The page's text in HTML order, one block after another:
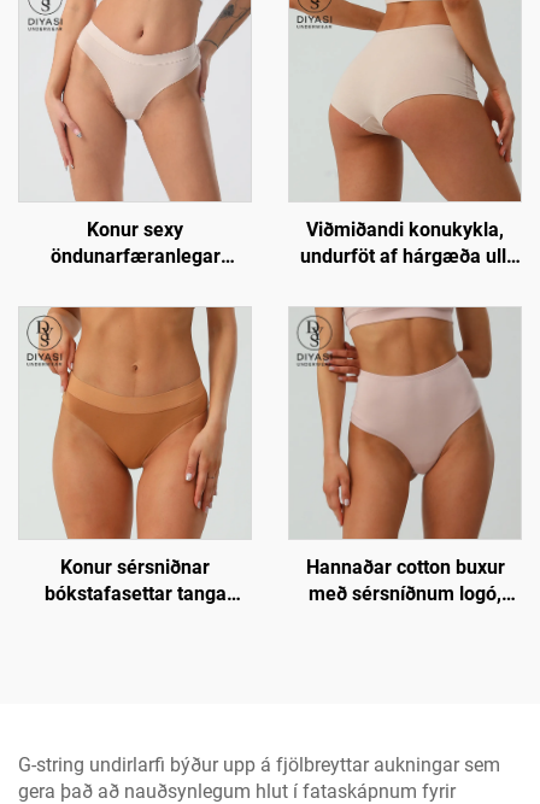
Konur sexy
öndunarfæranlegar
mjúkar og viðmiðandi
Viðmiðandi konukykla,
undurföt af hárgæða ull,
lokkar
Konur sérsniðnar
bókstafasettar tanga
Hannaðar cotton buxur
með sérsníðnum logó,
G-string undirlarfi býður upp á fjölbreyttar aukningar sem
gera það að nauðsynlegum hlut í fataskápnum fyrir